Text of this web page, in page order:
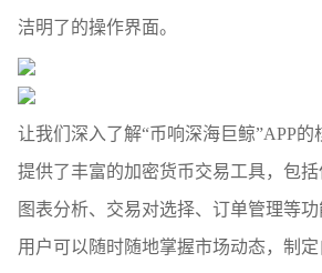
洁明了的操作界面。
让我们深入了解“币响深海巨鲸”APP的
提供了丰富的加密货币交易工具，包括
图表分析、交易对选择、订单管理等功
用户可以随时随地掌握市场动态，制定